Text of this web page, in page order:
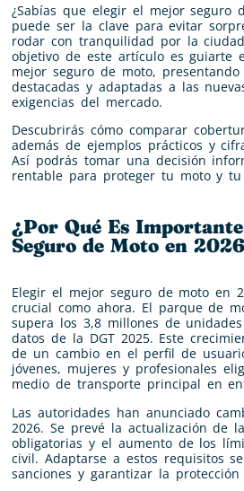
¿Sabías que elegir el mejor seguro
puede ser la clave para evitar
rodar con tranquilidad por la
objetivo de este artículo es guiarte
mejor seguro de moto,
destacadas y adaptadas a las
exigencias del mercado.
Descubrirás cómo comparar
además de ejemplos prácticos y
Así podrás tomar una decisión
rentable para proteger tu moto y
¿Por Qué Es
Seguro de Moto en
Elegir el mejor seguro de moto en
crucial como ahora. El parque de
supera los 3,8 millones de
datos de la DGT 2025. Este
de un cambio en el perfil de
jóvenes, mujeres y profesionales
medio de transporte principal en
Las autoridades han anunciado
2026. Se prevé la actualización de
obligatorias y el aumento de los
civil. Adaptarse a estos requisitos
sanciones y garantizar la